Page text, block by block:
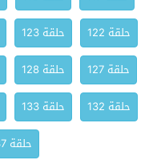
حلقة 122
حلقة 123
حلقة 127
حلقة 128
حلقة 132
حلقة 133
حلقة 137